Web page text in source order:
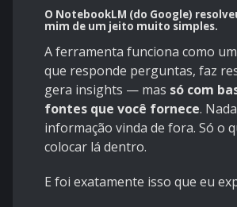
O NotebookLM (do Google)
mim de um jeito muito simples.
A ferramenta funciona como
que responde perguntas, faz
gera insights — mas só com
fontes que você fornece.
informação vinda de fora. Só o
colocar lá dentro.
E foi exatamente isso que eu